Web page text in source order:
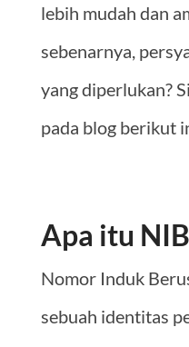
lebih mudah dan
sebenarnya,
yang diperlukan?
pada blog berikut
Apa itu
Nomor Induk
sebuah identitas